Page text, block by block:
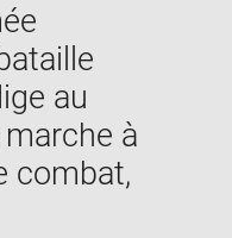
au
à
combat,